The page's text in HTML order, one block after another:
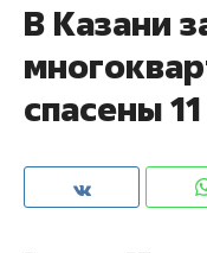
В Казани
спасены